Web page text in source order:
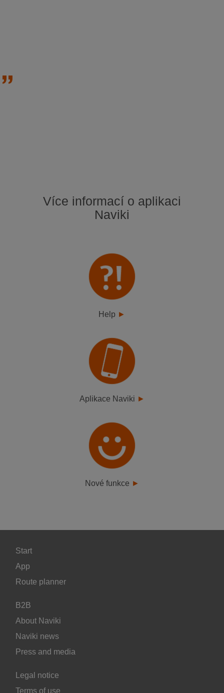
Více informací o aplikaci
Naviki
Help
Aplikace Naviki
Nové funkce
Start
App
Route planner
B2B
About Naviki
Naviki news
Press and media
Legal notice
Terms of use